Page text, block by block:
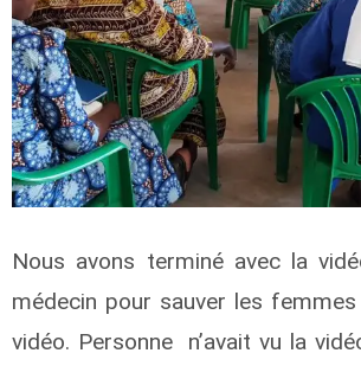
Nous avons terminé avec la
médecin pour sauver les
vidéo. Personne n’avait vu la